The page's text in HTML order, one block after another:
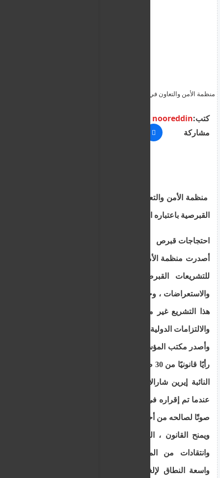
منظمة الأمن والتعاون في أوروبا تنتقد قانون الجمعية القبرصية باعتباره
كتب:nooreddin
مشاركة
منظمة الأمن والتعاون في أوروبا تنتقد قانون الجمعية
القبرصية باعتباره انتهاكًا لحقوق الإنسان في تقرير لاذع
احتجاجات قبرص
أصدرت منظمة الأمن والتعاون في أوروبا تقييماً لاذعاً
للتشريعات القبرصية الجديدة المتعلقة بالتجمعات
والاستعراضات ، وخلصت إلى أن الأحكام الرئيسية في
هذا التشريع غير متوافقة مع معايير الاتحاد الأوروبي
والالتزامات الدولية في مجال حقوق الإنسان.
وأصدر مكتب المؤسسات الديمقراطية وحقوق الإنسان
رأيًا قانونيًا من 30 صفحة في أعقاب شكوى تقدمت بها
النائبة إيرين شارالامبيدس، التي صوتت ضد التشريع
صوتًا لصالحه من أحزاب الائتلاف الحاكم.
ويمنح القانون ، الذي أثار احتجاجات خارج البرلمان
وانتقادات من المجتمع المدني، الشرطة سلطات
واسعة النطاق لإلغاء أو تفريق التجمعات التي تعتبر